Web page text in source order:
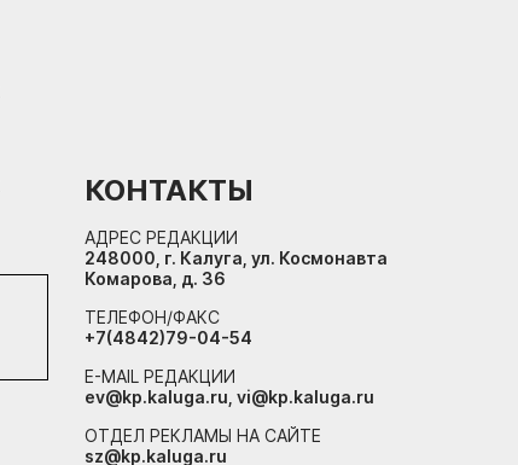
КОНТАКТЫ
АДРЕС РЕДАКЦИИ
248000, г. Калуга, ул. Космонавта
Комарова, д. 36
ТЕЛЕФОН/ФАКС
+7(4842)79-04-54
E-MAIL РЕДАКЦИИ
ev@kp.kaluga.ru, vi@kp.kaluga.ru
ОТДЕЛ РЕКЛАМЫ НА САЙТЕ
sz@kp.kaluga.ru